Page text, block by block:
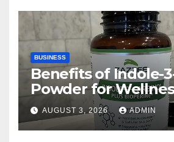
BUSINESS
Benefits of Indole-
Powder for
Healthy Lifestyle
AUGUST 3, 2026 ADMIN